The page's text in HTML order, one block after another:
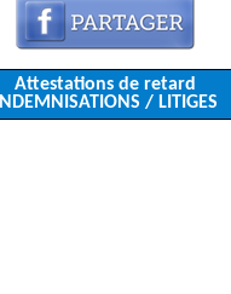
Attestations de retard
INDEMNISATIONS / LITIGES